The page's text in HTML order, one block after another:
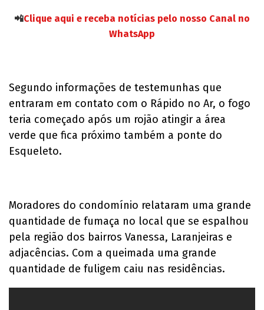
📲Clique aqui e receba notícias pelo nosso Canal no
WhatsApp
Segundo informações de testemunhas que
entraram em contato com o Rápido no Ar, o fogo
teria começado após um rojão atingir a área
verde que fica próximo também a ponte do
Esqueleto.
Moradores do condomínio relataram uma grande
quantidade de fumaça no local que se espalhou
pela região dos bairros Vanessa, Laranjeiras e
adjacências. Com a queimada uma grande
quantidade de fuligem caiu nas residências.